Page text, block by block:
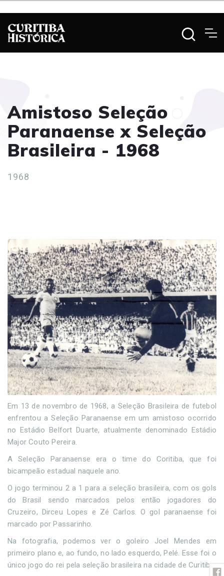
Amistoso Seleção
Paranaense x Seleção
Brasileira - 1968
1968
Em 13 de novembro de 1968, a Seleção Brasileira de futebol
enfrentou a Seleção Paranaense em um amistoso ocorrido
no Estádio Belfort Duarte, atualmente denominado Estádio
Major Couto Pereira.
A Seleção Paranaense era o time do Coritiba, que foi
bicampeão estadual naquele ano.
O jogo terminou 2 a 1 para a seleção brasileira, com os gols
do Brasil sendo marcados pelos então jogadores do
Cruzeiro, Dirceu Lopes e Zé Carlos. O gol paranaense foi
marcado por Passarinho.
Na fotografia, podemos ver o goleiro Joel Mendes em
primeiro plano e, ao fundo, no lado esquerdo, Pelé. Esse foi o
único jogo do rei pela seleção brasileira na cidade de Curitiba.